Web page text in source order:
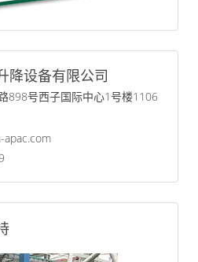
降设备有限公司
898号西子国际中心1号楼1106
apac.com